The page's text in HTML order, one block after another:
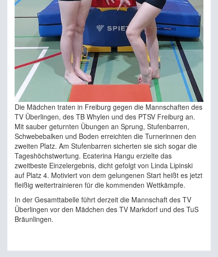
Die Mädchen traten in Freiburg gegen die Mannschaften des
TV Überlingen, des TB Whylen und des PTSV Freiburg an.
Mit sauber geturnten Übungen an Sprung, Stufenbarren,
Schwebebalken und Boden erreichten die Turnerinnen den
zweiten Platz. Am Stufenbarren sicherten sie sich sogar die
Tageshöchstwertung. Ecaterina Hangu erzielte das
zweitbeste Einzelergebnis, dicht gefolgt von Linda Lipinski
auf Platz 4. Motiviert von dem gelungenen Start heißt es jetzt
fleißig weitertrainieren für die kommenden Wettkämpfe.
In der Gesamttabelle führt derzeit die Mannschaft des TV
Überlingen vor den Mädchen des TV Markdorf und des TuS
Bräunlingen.